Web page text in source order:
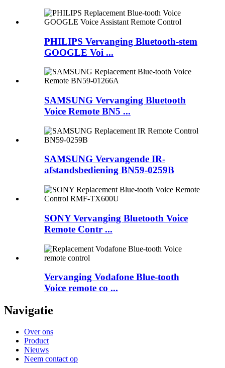
PHILIPS Vervanging Bluetooth-stem
GOOGLE Voi ...
SAMSUNG Vervanging Bluetooth
Voice Remote BN5 ...
SAMSUNG Vervangende IR-
afstandsbediening BN59-0259B
SONY Vervanging Bluetooth Voice
Remote Contr ...
Vervanging Vodafone Blue-tooth
Voice remote co ...
Navigatie
Over ons
Product
Nieuws
Neem contact op